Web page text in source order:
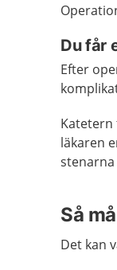
Du får
Efter
läkaren
Så
Det kan